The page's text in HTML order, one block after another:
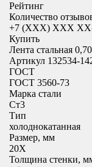
Рейтинг
Количество
+7 (XXX) ХХХ
Купить
Лента стальная
Артикул 132534-
ГОСТ
ГОСТ 3560-73
Марка стали
Ст3
Тип
холоднокатанная
Размер, мм
20X
Толщина стенки,